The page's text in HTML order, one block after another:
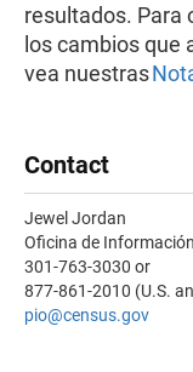
resultados. Para
los cambios que
vea nuestras
Contact
Jewel Jordan
Oficina de
301-763-3030 or
877-861-2010 (U.S.
pio@census.gov